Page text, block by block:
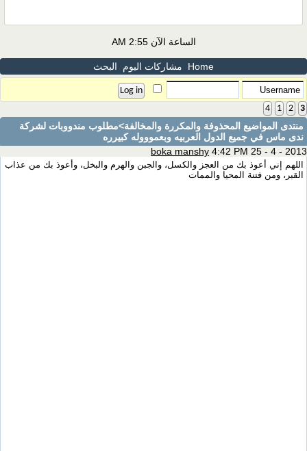
الساعة الآن2:55 AM
Home مشاركات اليوم البحث
1 2 3
4
منتدى المواضيع المحذوفة والمكررة والمخالفة>مطلوب مندووبات لشركة
ندى ماس في جميع الدول العربيه وبعموووله كبيرره
boka manshy 4:42 PM 25 - 4 - 2013
اللهم إني أعوذ بك من العجز والكسل، والجبن والهرم والبخل، وأعوذ بك من عذاب
القبر، ومن فتنة المحيا والممات